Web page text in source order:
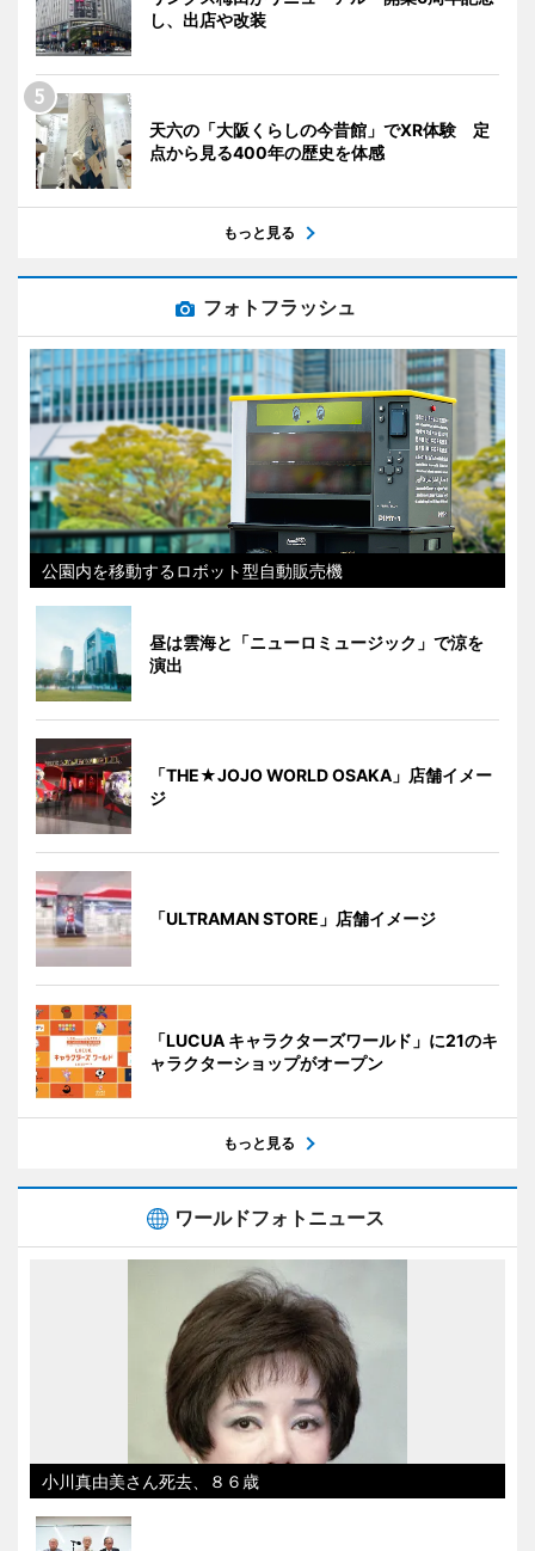
し、出店や改装
天六の「大阪くらしの今昔館」でXR体験 定
点から見る400年の歴史を体感
もっと見る
フォトフラッシュ
公園内を移動するロボット型自動販売機
昼は雲海と「ニューロミュージック」で涼を
演出
「THE★JOJO WORLD OSAKA」店舗イメー
ジ
「ULTRAMAN STORE」店舗イメージ
「LUCUA キャラクターズワールド」に21のキ
ャラクターショップがオープン
もっと見る
ワールドフォトニュース
小川真由美さん死去、８６歳